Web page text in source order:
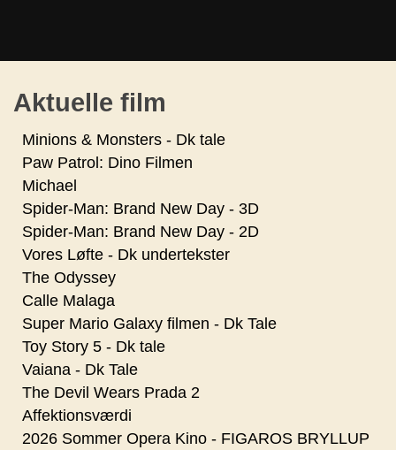
Aktuelle film
Minions & Monsters - Dk tale
Paw Patrol: Dino Filmen
Michael
Spider-Man: Brand New Day - 3D
Spider-Man: Brand New Day - 2D
Vores Løfte - Dk undertekster
The Odyssey
Calle Malaga
Super Mario Galaxy filmen - Dk Tale
Toy Story 5 - Dk tale
Vaiana - Dk Tale
The Devil Wears Prada 2
Affektionsværdi
2026 Sommer Opera Kino - FIGAROS BRYLLUP